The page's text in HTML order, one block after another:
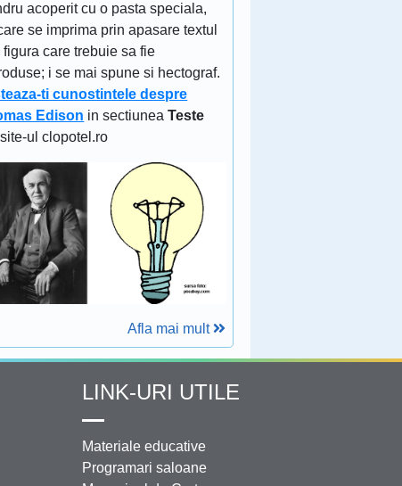
acoperit cu o pasta speciala,
se imprima prin apasare textul
figura care trebuie sa fie
i se mai spune si hectograf.
ti cunostintele despre
Edison in sectiuneaTeste
ul clopotel.ro
Afla mai mult
LINK-URI UTILE
Materiale educative
Programari saloane